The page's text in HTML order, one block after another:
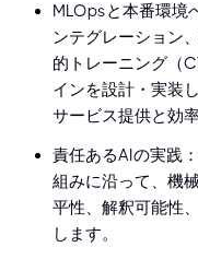
MLOpsと本番環境
ンテグレーション
的トレーニング（
インを設計・実装
サービス提供と効
責任あるAIの実践
組みに沿って、機
平性、解釈可能性
します。